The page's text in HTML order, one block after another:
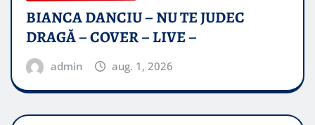
BIANCA DANCIU – NU TE JUDEC
DRAGĂ – COVER – LIVE –
admin aug. 1, 2026